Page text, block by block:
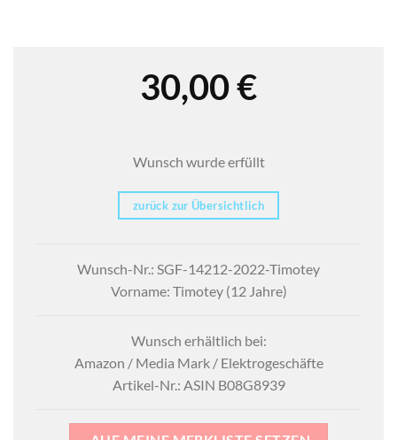
30,00€
Wunsch wurde erfüllt
zurück zur Übersichtlich
Wunsch-Nr.: SGF-14212-2022-Timotey
Vorname: Timotey (12 Jahre)
Wunsch erhältlich bei:
Amazon / Media Mark / Elektrogeschäfte
Artikel-Nr.: ASIN B08G8939